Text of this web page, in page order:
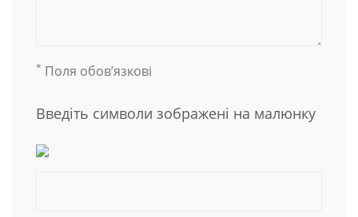
* Поля обов’язкові
Введіть символи зображені на малюнку